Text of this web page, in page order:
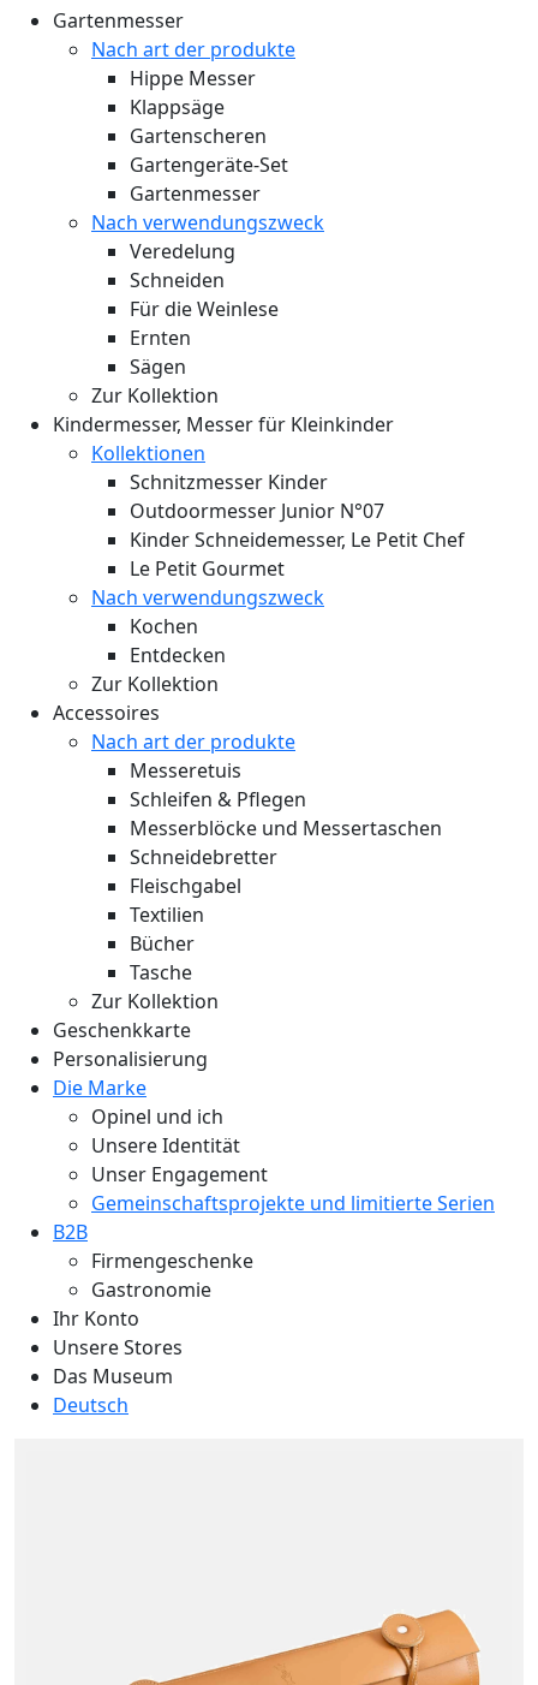
Gartenmesser
Nach art der produkte
Hippe Messer
Klappsäge
Gartenscheren
Gartengeräte-Set
Gartenmesser
Nach verwendungszweck
Veredelung
Schneiden
Für die Weinlese
Ernten
Sägen
Zur Kollektion
Kindermesser, Messer für Kleinkinder
Kollektionen
Schnitzmesser Kinder
Outdoormesser Junior N°07
Kinder Schneidemesser, Le Petit Chef
Le Petit Gourmet
Nach verwendungszweck
Kochen
Entdecken
Zur Kollektion
Accessoires
Nach art der produkte
Messeretuis
Schleifen & Pflegen
Messerblöcke und Messertaschen
Schneidebretter
Fleischgabel
Textilien
Bücher
Tasche
Zur Kollektion
Geschenkkarte
Personalisierung
Die Marke
Opinel und ich
Unsere Identität
Unser Engagement
Gemeinschaftsprojekte und limitierte Serien
B2B
Firmengeschenke
Gastronomie
Ihr Konto
Unsere Stores
Das Museum
Deutsch